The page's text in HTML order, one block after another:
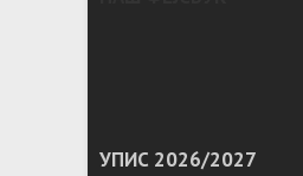
УПИС 2026/2027